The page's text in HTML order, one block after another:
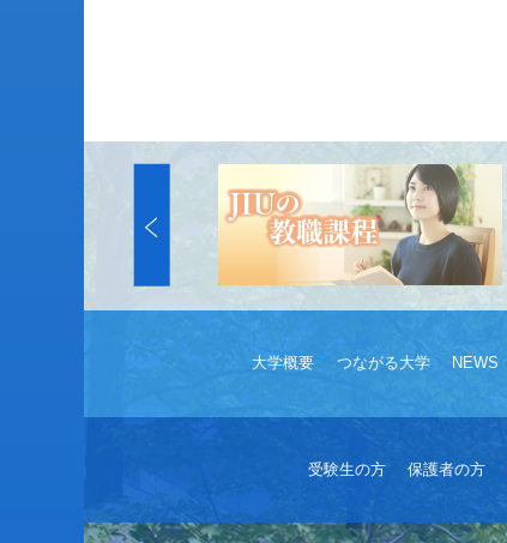
大学概要 つながる大学 NEWS
受験生の方 保護者の方